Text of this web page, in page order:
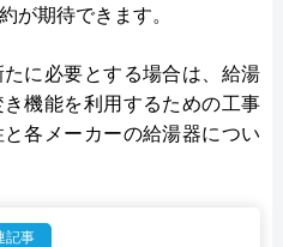
が期待できます。
に必要とする場合は、給湯
機能を利用するための工事
各メーカーの給湯器につい
記事